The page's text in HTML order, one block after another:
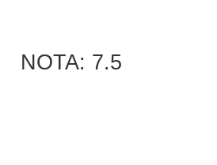
NOTA: 7.5